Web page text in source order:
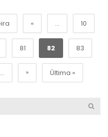
« ... 10
81 82 83
... » Última »